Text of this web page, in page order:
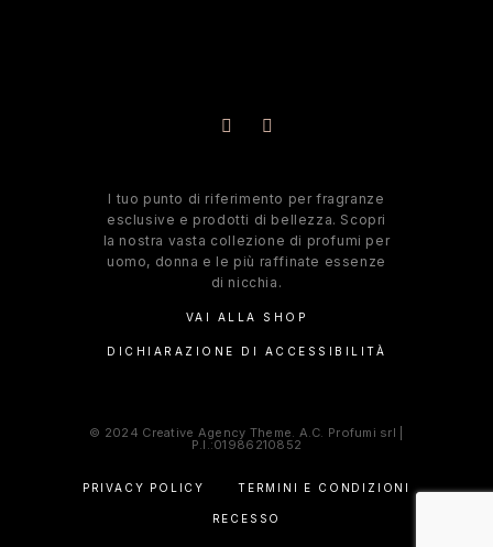
l tuo punto di riferimento per fragranze
esclusive e prodotti di bellezza. Scopri
la nostra vasta collezione di profumi per
uomo, donna e le più raffinate essenze
di nicchia.
VAI ALLA SHOP
DICHIARAZIONE DI ACCESSIBILITÀ
© 2024 Creative Agency Theme. A.C. Profumi srl |
P.I.:01986210852
PRIVACY POLICY TERMINI E CONDIZIONI
RECESSO